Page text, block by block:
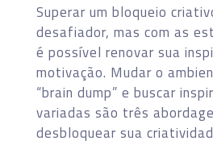
Superar um bloqueio
desafiador, mas com as
é possível renovar sua
motivação. Mudar o
“brain dump” e buscar
variadas são três
desbloquear sua